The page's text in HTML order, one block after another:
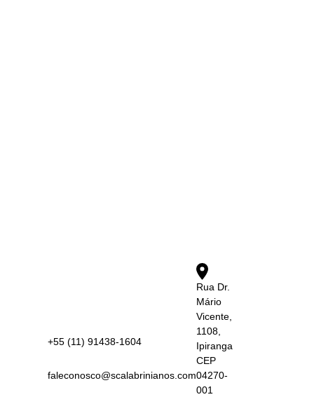
+55 (11) 91438-1604
faleconosco@scalabrinianos.com
Rua Dr.
Mário
Vicente,
1108,
Ipiranga
CEP
04270-
001